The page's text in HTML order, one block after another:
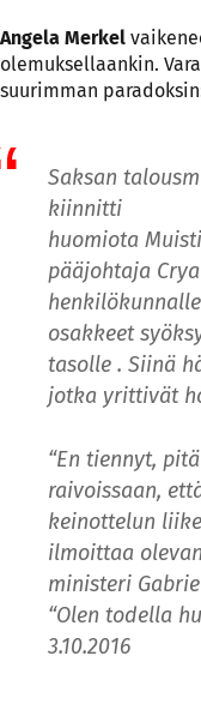
Angela Merkel
olemuksellaankin.
suurimman
Saksan
kiinnitti
huomiota
pääjohtaja
osakkeet
tasolle . Siinä
jotka yrittivät
“En tiennyt,
raivoissaan,
keinottelun
ilmoittaa
ministeri
“Olen todella
3.10.2016